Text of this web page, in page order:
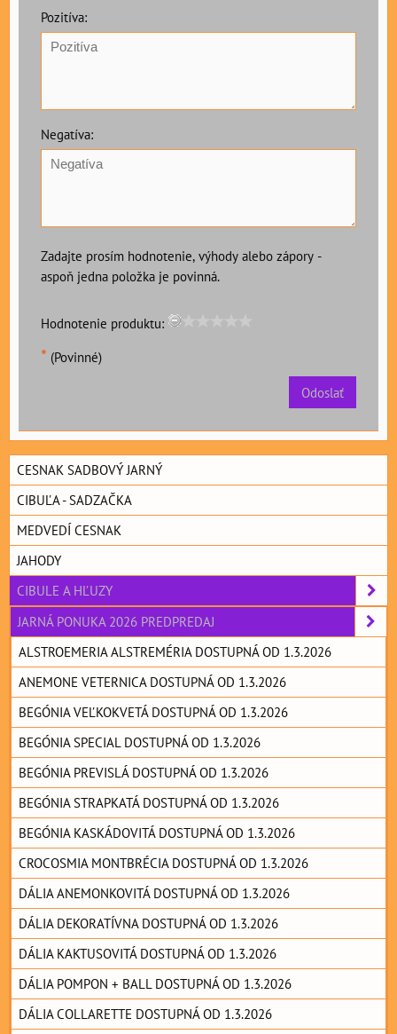
Pozitíva:
Negatíva:
Zadajte prosím hodnotenie, výhody alebo zápory -
aspoň jedna položka je povinná.
Hodnotenie produktu:
* (Povinné)
Odoslať
CESNAK SADBOVÝ JARNÝ
CIBUĽA - SADZAČKA
MEDVEDÍ CESNAK
JAHODY
CIBULE A HĽUZY
JARNÁ PONUKA 2026 PREDPREDAJ
ALSTROEMERIA ALSTREMÉRIA DOSTUPNÁ OD 1.3.2026
ANEMONE VETERNICA DOSTUPNÁ OD 1.3.2026
BEGÓNIA VEĽKOKVETÁ DOSTUPNÁ OD 1.3.2026
BEGÓNIA SPECIAL DOSTUPNÁ OD 1.3.2026
BEGÓNIA PREVISLÁ DOSTUPNÁ OD 1.3.2026
BEGÓNIA STRAPKATÁ DOSTUPNÁ OD 1.3.2026
BEGÓNIA KASKÁDOVITÁ DOSTUPNÁ OD 1.3.2026
CROCOSMIA MONTBRÉCIA DOSTUPNÁ OD 1.3.2026
DÁLIA ANEMONKOVITÁ DOSTUPNÁ OD 1.3.2026
DÁLIA DEKORATÍVNA DOSTUPNÁ OD 1.3.2026
DÁLIA KAKTUSOVITÁ DOSTUPNÁ OD 1.3.2026
DÁLIA POMPON + BALL DOSTUPNÁ OD 1.3.2026
DÁLIA COLLARETTE DOSTUPNÁ OD 1.3.2026